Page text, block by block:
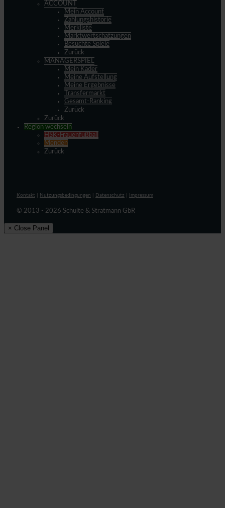
ACCOUNT
Mein Account
Zahlungshistorie
Merkliste
Marktwertschätzungen
Besuchte Spiele
Zurück
MANAGERSPIEL
Mein Kader
Meine Aufstellung
Meine Ergebnisse
Transfermarkt
Gesamt-Ranking
Zurück
Zurück
Region wechseln
HSK-Frauenfußball
Menden
Zurück
Kontakt Nutzungsbedingungen Datenschutz Impressum
© 2013 - 2026 Schulte & Stratmann GbR
× Close Panel